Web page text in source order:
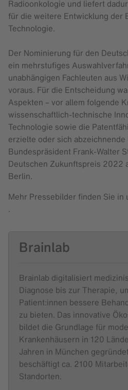
Radioonkologie und liefert
für die weitere Entwicklung der
Technologie.
Der Nominierung für den
ein mehrstufiges
unabhängigen Fachleuten aus
voraus. Für die Entscheidung
Aspekten – vor allem folgende
wissenschaftlich-technische
Technologie sowie die
erzielte oder sich abzeichnende
Bundespräsident Frank-Walter
Deutschen Zukunftspreis 2022
Berlin.
Mehr Pressebilder finden Sie in
.
Brainlab
Brainlab digitalisiert
Diagnose bis zur Therapie,
Patient:innen bessere
zu bieten. Das innovative
bildet die Grundlage für
Krankenhäusern in 120
Jahren in München
beschäftigt ca. 2100
Standorten.